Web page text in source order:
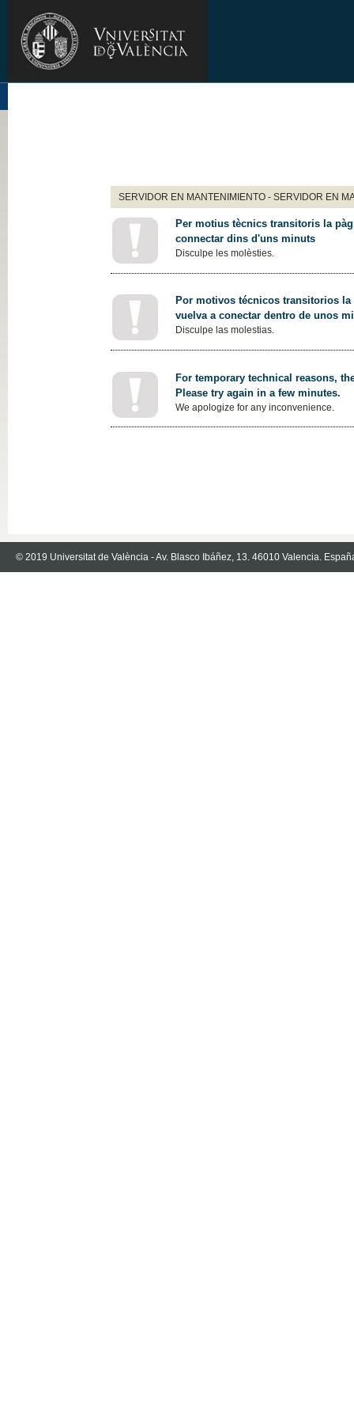
SERVIDOR EN MANTENIMIENTO - SERVIDOR EN
Per motius tècnics transitoris la
connectar dins d'uns minuts
Disculpe les molèsties.
Por motivos técnicos transitorios
vuelva a conectar dentro de unos
Disculpe las molestias.
For temporary technical reasons,
Please try again in a few minutes.
We apologize for any inconvenience.
© 2019 Universitat de València - Av. Blasco Ibáñez, 13. 46010 Valencia.